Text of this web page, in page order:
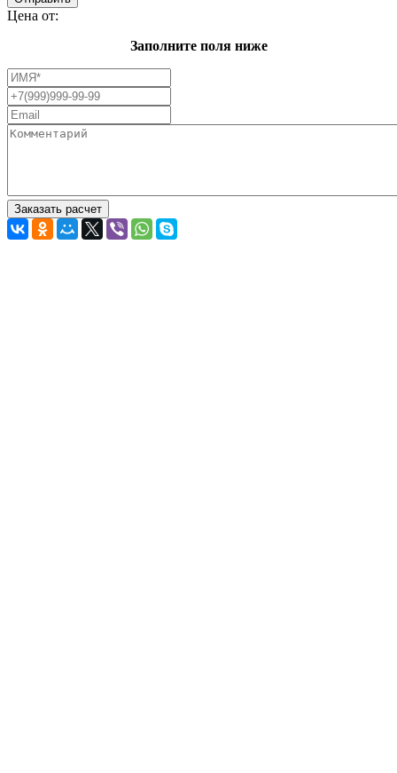
Цена от:
Заполните поля ниже